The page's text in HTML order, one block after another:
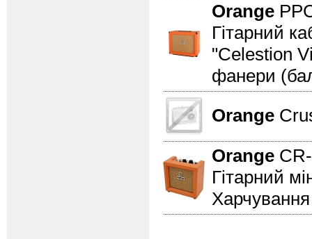
Orange
Гітарний
"Celestion
фанери
Orange
Orange
Гітарний
Харчування